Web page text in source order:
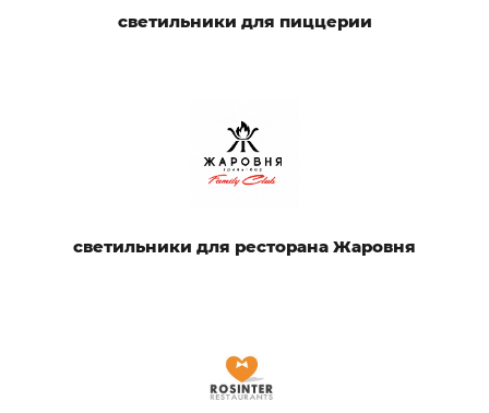
светильники для пиццерии
светильники для ресторана Жаровня